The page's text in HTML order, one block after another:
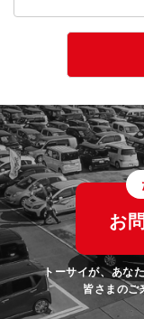
お
トーサイが、あな
皆さまのご